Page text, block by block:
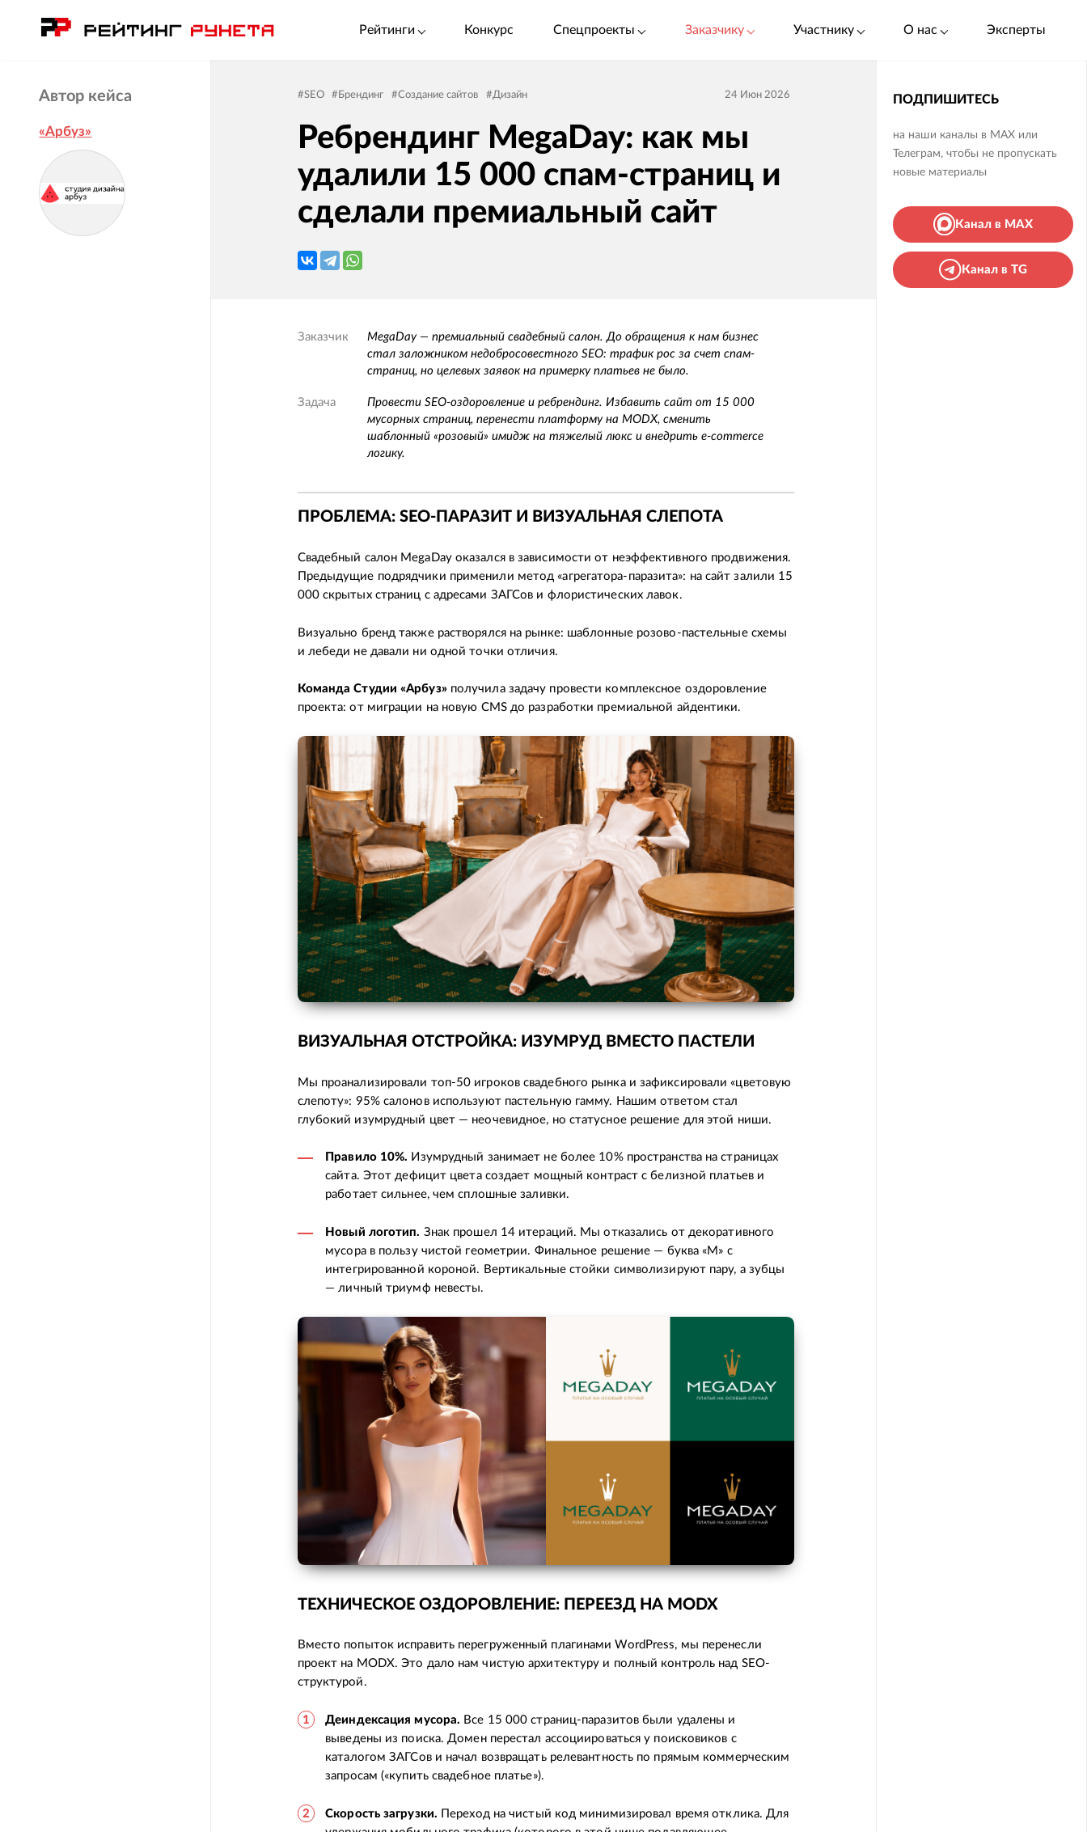
Рейтинги Конкурс Спецпроекты Заказчику Участнику О нас Эксперты
Автор кейса
«Арбуз»
#SEO # Брендинг #Создание сайтов #Дизайн 24 Июн 2026
Ребрендинг MegaDay: как мы
удалили 15 000 спам-страниц и
сделали премиальный сайт
Заказчик
MegaDay — премиальный свадебный салон. До обращения к нам бизнес
стал заложником недобросовестного SEO: трафик рос за счет спам-
страниц, но целевых заявок на примерку платьев не было.
Задача
Провести SEO-оздоровление и ребрендинг. Избавить сайт от 15 000
мусорных страниц, перенести платформу на MODX, сменить
шаблонный «розовый» имидж на тяжелый люкс и внедрить e-commerce
логику.
ПРОБЛЕМА: SEO-ПАРАЗИТ И ВИЗУАЛЬНАЯ СЛЕПОТА
Свадебный салон MegaDay оказался в зависимости от неэффективного продвижения.
Предыдущие подрядчики применили метод «агрегатора-паразита»: на сайт залили 15
000 скрытых страниц с адресами ЗАГСов и флористических лавок.
Визуально бренд также растворялся на рынке: шаблонные розово-пастельные схемы
и лебеди не давали ни одной точки отличия.
Команда Студии «Арбуз»получила задачу провести комплексное оздоровление
проекта: от миграции на новую CMS до разработки премиальной айдентики.
ВИЗУАЛЬНАЯ ОТСТРОЙКА: ИЗУМРУД ВМЕСТО ПАСТЕЛИ
Мы проанализировали топ-50 игроков свадебного рынка и зафиксировали «цветовую
слепоту»: 95% салонов используют пастельную гамму. Нашим ответом стал
глубокий изумрудный цвет — неочевидное, но статусное решение для этой ниши.
Правило 10%. Изумрудный занимает не более 10% пространства на страницах
сайта. Этот дефицит цвета создает мощный контраст с белизной платьев и
работает сильнее, чем сплошные заливки.
Новый логотип. Знак прошел 14 итераций. Мы отказались от декоративного
мусора в пользу чистой геометрии. Финальное решение — буква «М» с
интегрированной короной. Вертикальные стойки символизируют пару, а зубцы
— личный триумф невесты.
ТЕХНИЧЕСКОЕ ОЗДОРОВЛЕНИЕ: ПЕРЕЕЗД НА MODX
Вместо попыток исправить перегруженный плагинами WordPress, мы перенесли
проект на MODX. Это дало нам чистую архитектуру и полный контроль над SEO-
структурой.
Деиндексация мусора. Все 15 000 страниц-паразитов были удалены и
выведены из поиска. Домен перестал ассоциироваться у поисковиков с
каталогом ЗАГСов и начал возвращать релевантность по прямым коммерческим
запросам («купить свадебное платье»).
Скорость загрузки. Переход на чистый код минимизировал время отклика. Для
ПОДПИШИТЕСЬ
на наши каналы в MAX или
Телеграм, чтобы не пропускать
новые материалы
Канал в MAX
Канал в TG